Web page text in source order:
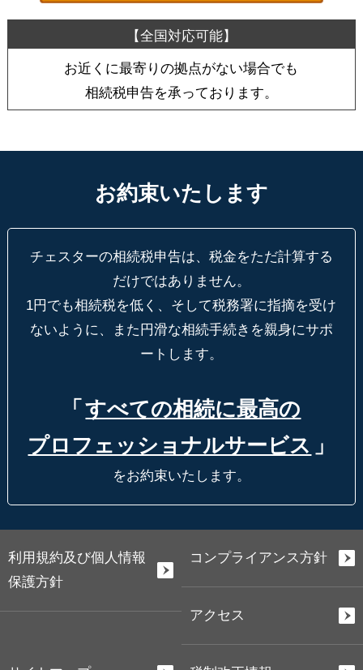
お近くに最寄りの拠点がない場合でも
相続税申告を承っております。
お約束いたします
チェスターの相続税申告は、税金をただ計算する
だけではありません。
1円でも相続税を低く、そして税務署に指摘を受け
ないように、
また円滑な相続手続きを親身にサポ
ートします。
「 すべての相続に最高の
プロフェッショナルサービス 」
をお約束いたします。
利用規約及び個人情報
保護方針
コンプライアンス方針
アクセス